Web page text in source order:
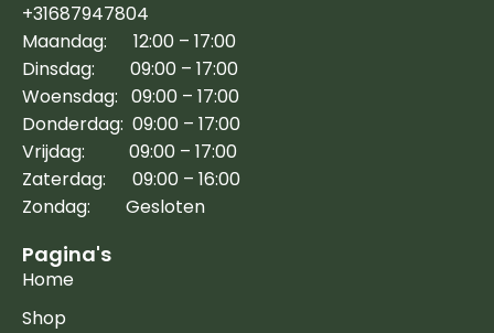
+31687947804
Maandag: 12:00 – 17:00
Dinsdag: 09:00 – 17:00
Woensdag: 09:00 – 17:00
Donderdag: 09:00 – 17:00
Vrijdag: 09:00 – 17:00
Zaterdag: 09:00 – 16:00
Zondag: Gesloten
Pagina's
Home
Shop